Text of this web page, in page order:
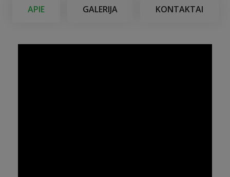
APIE GALERIJA KONTAKTAI